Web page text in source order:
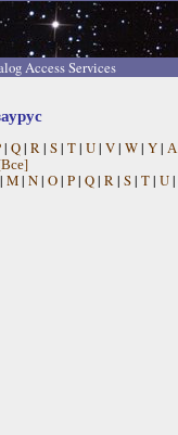
Access Services
| Q| R | S| T| U| V| W| Y| А
M| N| O| P| Q| R | S| T| U|